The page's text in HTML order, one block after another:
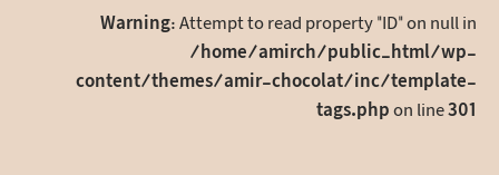
Warning: Attempt to read property "ID" on null in
/home/amirch/public_html/wp-
content/themes/amir-chocolat/inc/template-
tags.phpon line301